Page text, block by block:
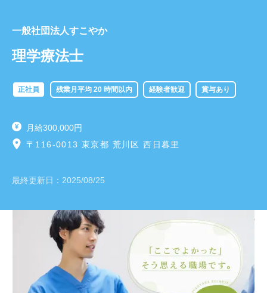
一般社団法人すこやか
理学療法士
正社員 残業月平均 20 時間以内 経験者歓迎 賞与あり
月給300,000円
〒116-0013 東京都 荒川区 西日暮里
最終更新日： 2025/08/25